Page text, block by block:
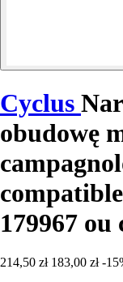
Cyclus
obudowę
179967 ou
214,50 zł 183,00 zł -